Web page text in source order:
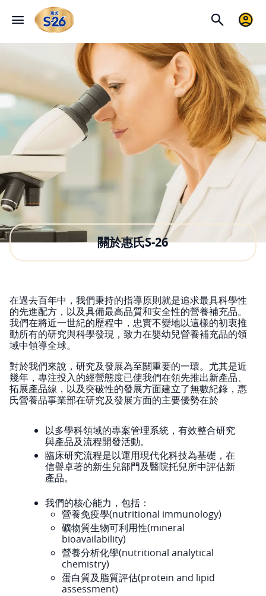
關於惠氏S-26
在過去百年中，我們秉持的指導原則就是追求最具科學性
的先進配方，以及具備最高品質和安全性的營養補充品。
我們在將近一世紀的歷程中，忠實不變地以這樣的初衷推
動所有的研究與科學發現，致力在嬰幼兒營養補充品的領
域中領導全球。
對於我們來說，研究及發展為至關重要的一環。尤其是近
幾年，專注投入的經營態度已使我們在領先推出新產品、
拓展產品線，以及突破性的發展方面建立了無數紀錄，惠
氏營養品事業部在研究及發展方面的主要優勢在於
以多學科領域的專案管理系統，有效整合研究
與產品及流程開發活動。
臨床研究流程是以運用現代化科技為基礎，在
信譽卓著的新生兒部門及醫院托兒所中評估新
產品。
我們的核心能力，包括：
營養免疫學(nutritional immunology)
礦物質生物可利用性(mineral
bioavailability)
營養分析化學(nutritional analytical
chemistry)
蛋白質及脂質評估(protein and lipid
assessment)